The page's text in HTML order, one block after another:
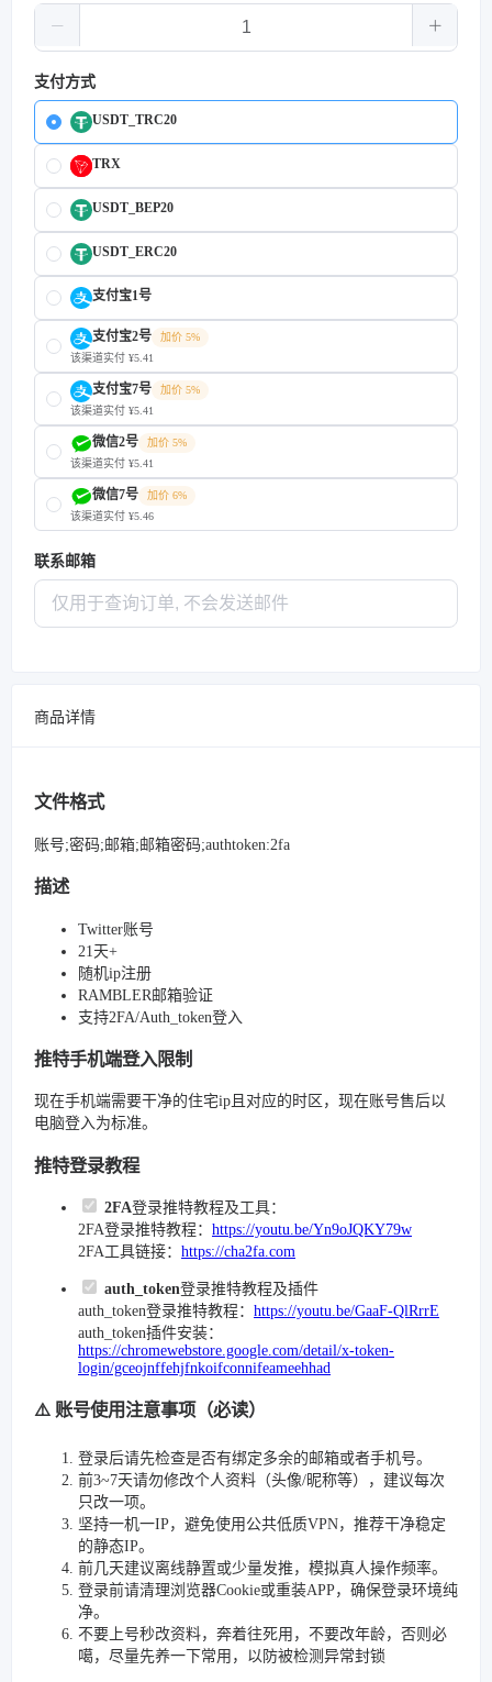
支付方式
USDT_TRC20
TRX
USDT_BEP20
USDT_ERC20
支付宝1号
支付宝2号
加价 5%
该渠道实付 ¥5.41
支付宝7号
加价 5%
该渠道实付 ¥5.41
微信2号
加价 5%
该渠道实付 ¥5.41
微信7号
加价 6%
该渠道实付 ¥5.46
联系邮箱
商品详情
文件格式
账号;密码;邮箱;邮箱密码;authtoken:2fa
描述
Twitter账号
21天+
随机ip注册
RAMBLER邮箱验证
支持2FA/Auth_token登入
推特手机端登入限制
现在手机端需要干净的住宅ip且对应的时区，现在账号售后以
电脑登入为标准。
推特登录教程
2FA登录推特教程及工具：
2FA登录推特教程： https://youtu.be/Yn9oJQKY79w
2FA工具链接： https://cha2fa.com
auth_token登录推特教程及插件
auth_token登录推特教程： https://youtu.be/GaaF-QlRrrE
auth_token插件安装：
https://chromewebstore.google.com/detail/x-token-
login/gceojnffehjfnkoifconnifeameehhad
⚠️ 账号使用注意事项（必读）
登录后请先检查是否有绑定多余的邮箱或者手机号。
前3~7天请勿修改个人资料（头像/昵称等），建议每次
只改一项。
坚持一机一IP，避免使用公共低质VPN，推荐干净稳定
的静态IP。
前几天建议离线静置或少量发推，模拟真人操作频率。
登录前请清理浏览器Cookie或重装APP，确保登录环境纯
净。
不要上号秒改资料，奔着往死用，不要改年龄，否则必
噶，尽量先养一下常用，以防被检测异常封锁